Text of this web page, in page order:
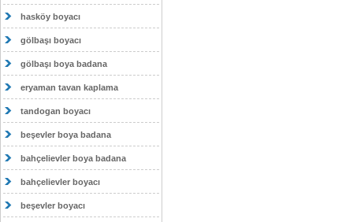
hasköy boyacı
gölbaşı boyacı
gölbaşı boya badana
eryaman tavan kaplama
tandogan boyacı
beşevler boya badana
bahçelievler boya badana
bahçelievler boyacı
beşevler boyacı